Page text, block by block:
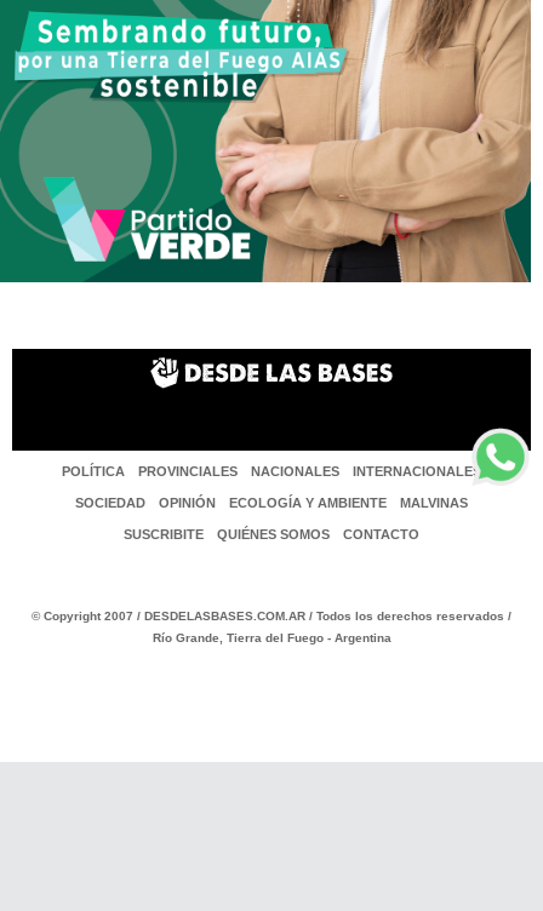
POLÍTICA PROVINCIALES NACIONALES INTERNACIONALES
SOCIEDAD OPINIÓN ECOLOGÍA Y AMBIENTE MALVINAS
SUSCRIBITE QUIÉNES SOMOS CONTACTO
© Copyright 2007 / DESDELASBASES.COM.AR / Todos los derechos reservados /
Río Grande, Tierra del Fuego - Argentina